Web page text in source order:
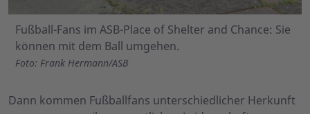
Fußball-Fans im ASB-Place of Shelter and Chance: Sie
können mit dem Ball umgehen.
Foto: Frank Hermann/ASB
Dann kommen Fußballfans unterschiedlicher Herkunft